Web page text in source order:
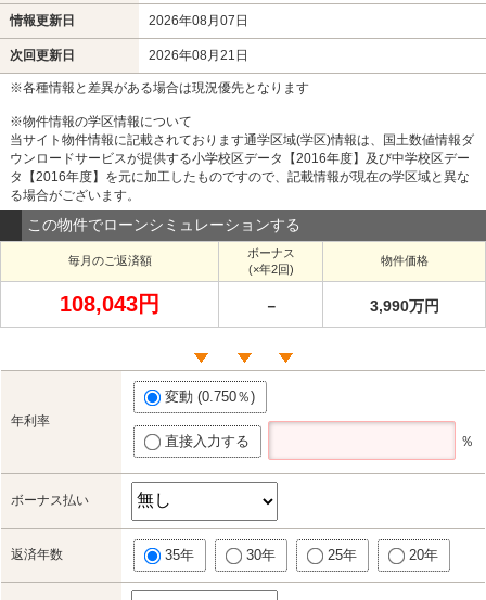
情報更新日 2026年08月07日
次回更新日 2026年08月21日
※各種情報と差異がある場合は現況優先となります
※物件情報の学区情報について
当サイト物件情報に記載されております通学区域(学区)情報は、国土数値情報ダ
ウンロードサービスが提供する小学校区データ【2016年度】及び中学校区デー
タ【2016年度】を元に加工したものですので、記載情報が現在の学区域と異な
る場合がございます。
この物件でローンシミュレーションする
毎月のご返済額
ボーナス
(×年2回)
物件価格
108,043円 － 3,990万円
年利率
変動 (0.750％)
直接入力する ％
ボーナス払い
返済年数 35年 30年 25年 20年